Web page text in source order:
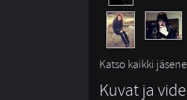
Katso kaikki
Kuvat ja